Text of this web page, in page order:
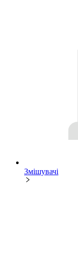
Змішувачі